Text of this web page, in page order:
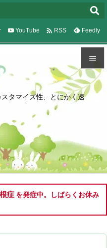


メニュ

次へ

検索
YouTube  RSS Feedly
タマイズ性、とにかく速
症 を発症中。しばらくお休み